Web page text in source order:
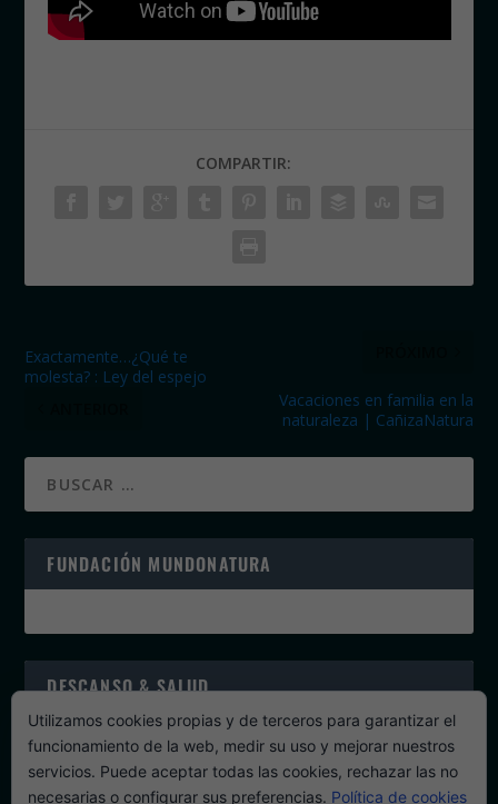
COMPARTIR:
Exactamente…¿Qué te
molesta? : Ley del espejo
Vacaciones en familia en la
naturaleza | CañizaNatura
FUNDACIÓN MUNDONATURA
DESCANSO & SALUD
Utilizamos cookies propias y de terceros para garantizar el
funcionamiento de la web, medir su uso y mejorar nuestros
servicios. Puede aceptar todas las cookies, rechazar las no
necesarias o configurar sus preferencias. Política de cookies